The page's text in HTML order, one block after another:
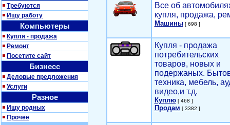
Требуются
Ищу работу
Компьютеры
Купля - продажа
Ремонт
Посетите сайт
Бизнесс
Деловые предложения
Услуги
Разное
Ищу родных
Прочее
Все об
купля, продажа,
Машины[ 698 ]
Купля - продажа
потребительских
товаров, новых и
подержаных.
техника, мебель,
видео,и т.д.
Куплю[ 468 ]
Продам [ 3382 ]